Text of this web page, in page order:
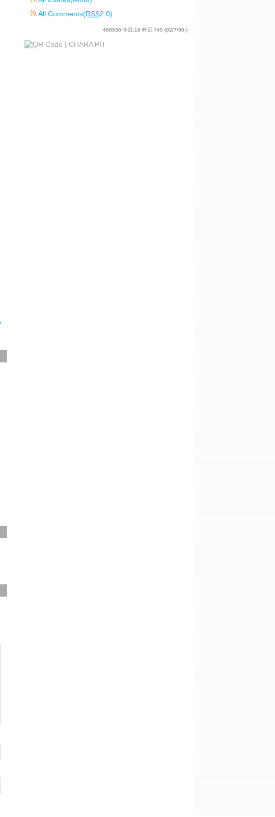
All Comments(RSS2.0)
468536 今日:18 昨日:740 (02/7/30-)